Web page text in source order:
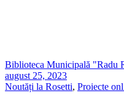
Biblioteca Municipală "Radu
august 25, 2023
Noutăți la Rosetti, Proiecte